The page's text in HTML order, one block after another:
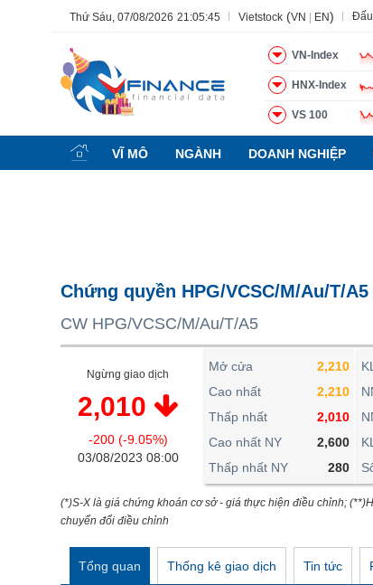
Thứ Sáu, 07/08/2026 21:05:46 Vietstock (VN EN)
VN-Index
HNX-Index
VS 100
VĨ MÔ NGÀNH DOANH NGHIỆP
Chứng quyền HPG/VCSC/M/Au/T/A5
CW HPG/VCSC/M/Au/T/A5
Ngừng giao dịch
2,010
-200 (-9.05%)
03/08/2023 08:00
Mở cửa
2,210
Cao nhất
2,210
Thấp nhất
2,010
Cao nhất NY
2,600
Thấp nhất NY
280
(*)S-X là giá chứng khoán cơ sở - giá thực hiện điều chỉnh;
chuyển đổi điều chỉnh
Tổng quan Thống kê giao dịch Tin tức
Tính năng Ngành Mã chứng khoán
BẤT ĐỘNG SẢN
TÀI CHÍNH
KINH TẾ
THẾ GIỚI
ĐÔNG DƯƠNG
PHÂN TÍCH
VS-SECTOR